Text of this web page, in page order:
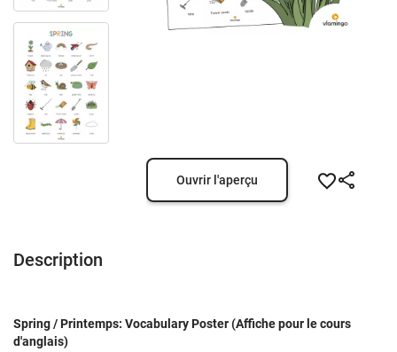
Ouvrir l'aperçu
Description
Spring / Printemps: Vocabulary Poster (Affiche pour le cours
d'anglais)